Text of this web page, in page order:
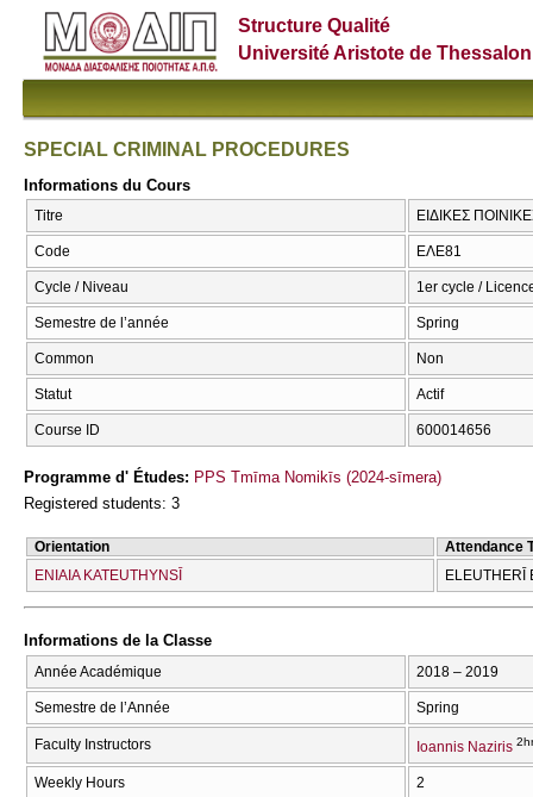
Structure Qualité
Université Aristote de
SPECIAL CRIMINAL PROCEDURES
Informations du Cours
Titre ΕΙΔΙΚΕΣ
Code ΕΛΕ81
Cycle / Niveau 1er cycle /
Semestre de l’année Spring
Common Non
Statut Actif
Course ID 600014656
Programme d' Études: PPS Tmīma Nomikīs (2024-sīmera)
Registered students: 3
Orientation
Attendance
ENIAIA KATEUTHYNSĪ
ELEUTHERĪ
Informations de la Classe
Année Académique 2018 – 2019
Semestre de l’Année Spring
Faculty Instructors Ioannis Naziris
Weekly Hours 2